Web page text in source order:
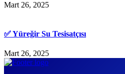
Mart 26, 2025
✅ Yüreğir Su Tesisatçısı
Mart 26, 2025